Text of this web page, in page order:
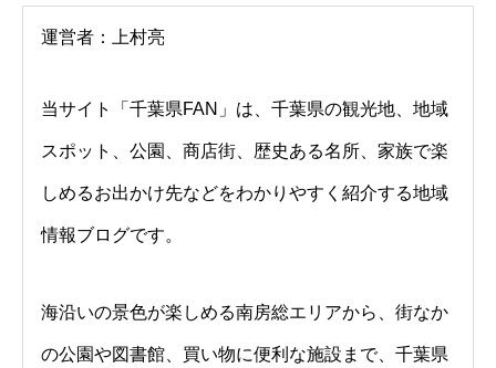
運営者：上村亮
当サイト「千葉県FAN」は、千葉県の観光地、地域
スポット、公園、商店街、歴史ある名所、家族で楽
しめるお出かけ先などをわかりやすく紹介する地域
情報ブログです。
海沿いの景色が楽しめる南房総エリアから、街なか
の公園や図書館、買い物に便利な施設まで、千葉県